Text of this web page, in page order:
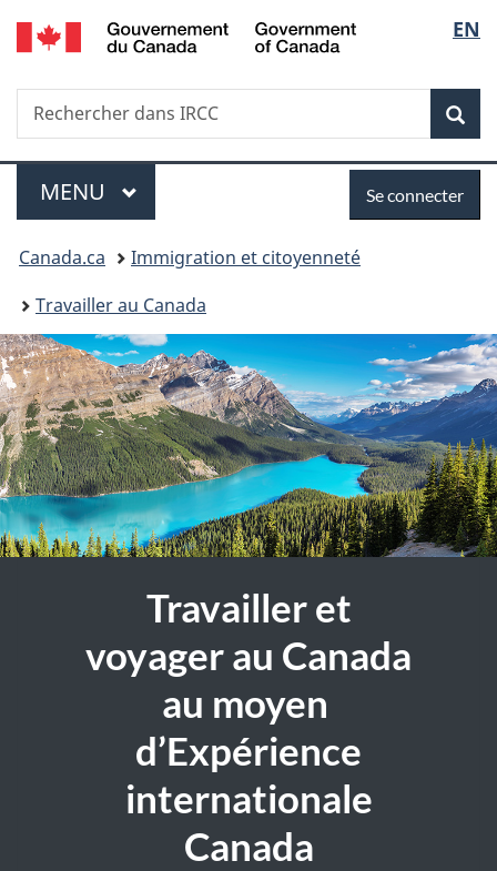
Passer
au
Passer
à
du
Passer
à
simplifiée
de
la
EN
Recherche
Rechercher
dans
Menu
MENU PRINCIPAL
connecter
Se connecter
Vous
êtes
ici :
Canada.ca
Immigration et citoyenneté
Travailler au Canada
Travailler et
voyager au Canada
au moyen
d’Expérience
internationale
Canada